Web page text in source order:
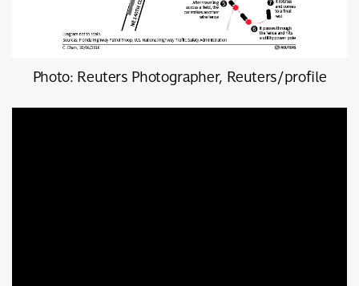
Photo: Reuters Photographer, Reuters/profile